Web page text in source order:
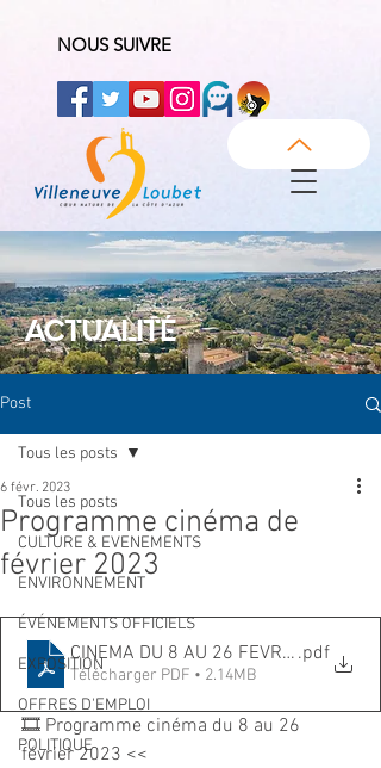
NOUS SUIVRE
ACTUALITÉ
Post
Tous les posts
CULTURE & EVENEMENTS
ENVIRONNEMENT
ÉVÉNEMENTS OFFICIELS
EXPOSITION
OFFRES D'EMPLOI
POLITIQUE
Tous les posts
Programme cinéma de
février 2023
6 févr. 2023
CINEMA DU 8 AU 26 FEVRIER 2023
.pdf
Télécharger PDF • 2.14MB
🎞 Programme cinéma du 8 au 26
février 2023 <<